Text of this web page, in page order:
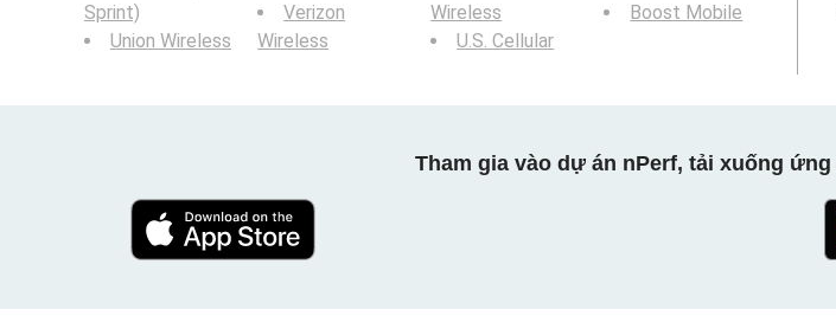
Sprint)
Union Wireless
Verizon
Wireless
Wireless
U.S. Cellular
Boost Mobile
Tham gia vào dự án nPerf, tải xuống